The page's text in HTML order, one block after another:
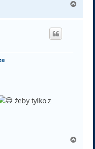
g
żeby tylko z